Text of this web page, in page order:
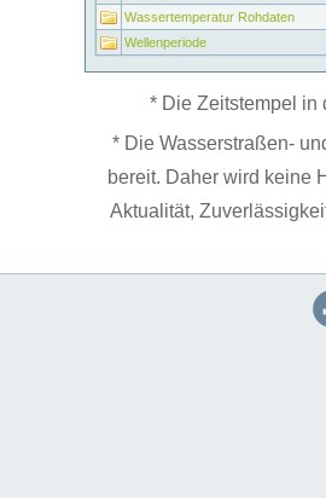
Wassertemperatur Rohdaten
Wellenperiode
* Die Zeitstempel in
* Die Wasserstraßen-
bereit. Daher wird keine
Aktualität,